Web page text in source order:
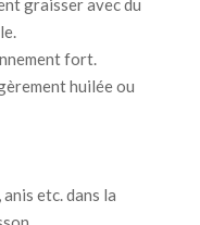
graisser avec du
fort.
huilée ou
etc. dans la